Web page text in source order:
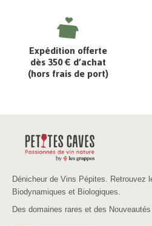
Expédition offerte
dès 350 € d’achat
(hors frais de port)
Dénicheur de Vins Pépites. Retrouvez
Biodynamiques et Biologiques.
Des domaines rares et des